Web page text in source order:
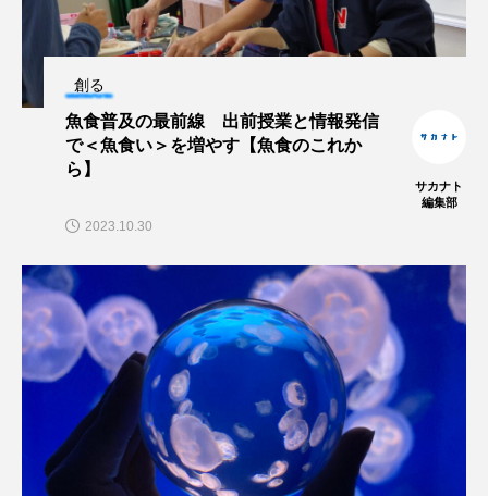
シコロサンゴ シトウズクラゲ シマハギ
シャコガイ
シラウオ シロウオ シログチ
スナモグリ スベスベマンジュウガニ
スルメイカ ズワイガニ セイウチ
センニンガジ ソウギョ ソウダガツオ
ソトオリイワシ ソラスズメダイ
創る
魚食普及の最前線 出前授業と情報発信
で＜魚食い＞を増やす【魚食のこれか
ら】
サカナト
編集部
2023.10.30